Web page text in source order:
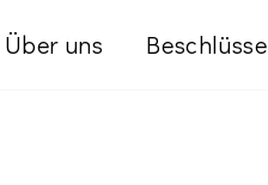
Über uns Beschlüsse